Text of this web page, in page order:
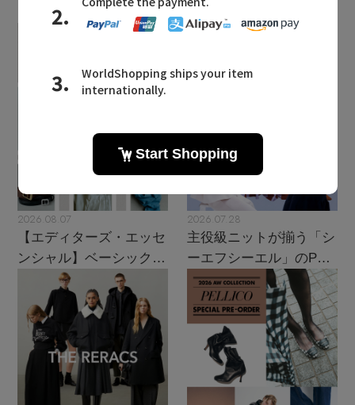
2026.08.07
【エディターズ・エッセ
ンシャル】ベーシックと
トレンドが交差する16の
2026.07.28
主役級ニットが揃う「シ
ーエフシーエル」のPOP
UPがスタート